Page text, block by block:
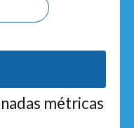
métricas